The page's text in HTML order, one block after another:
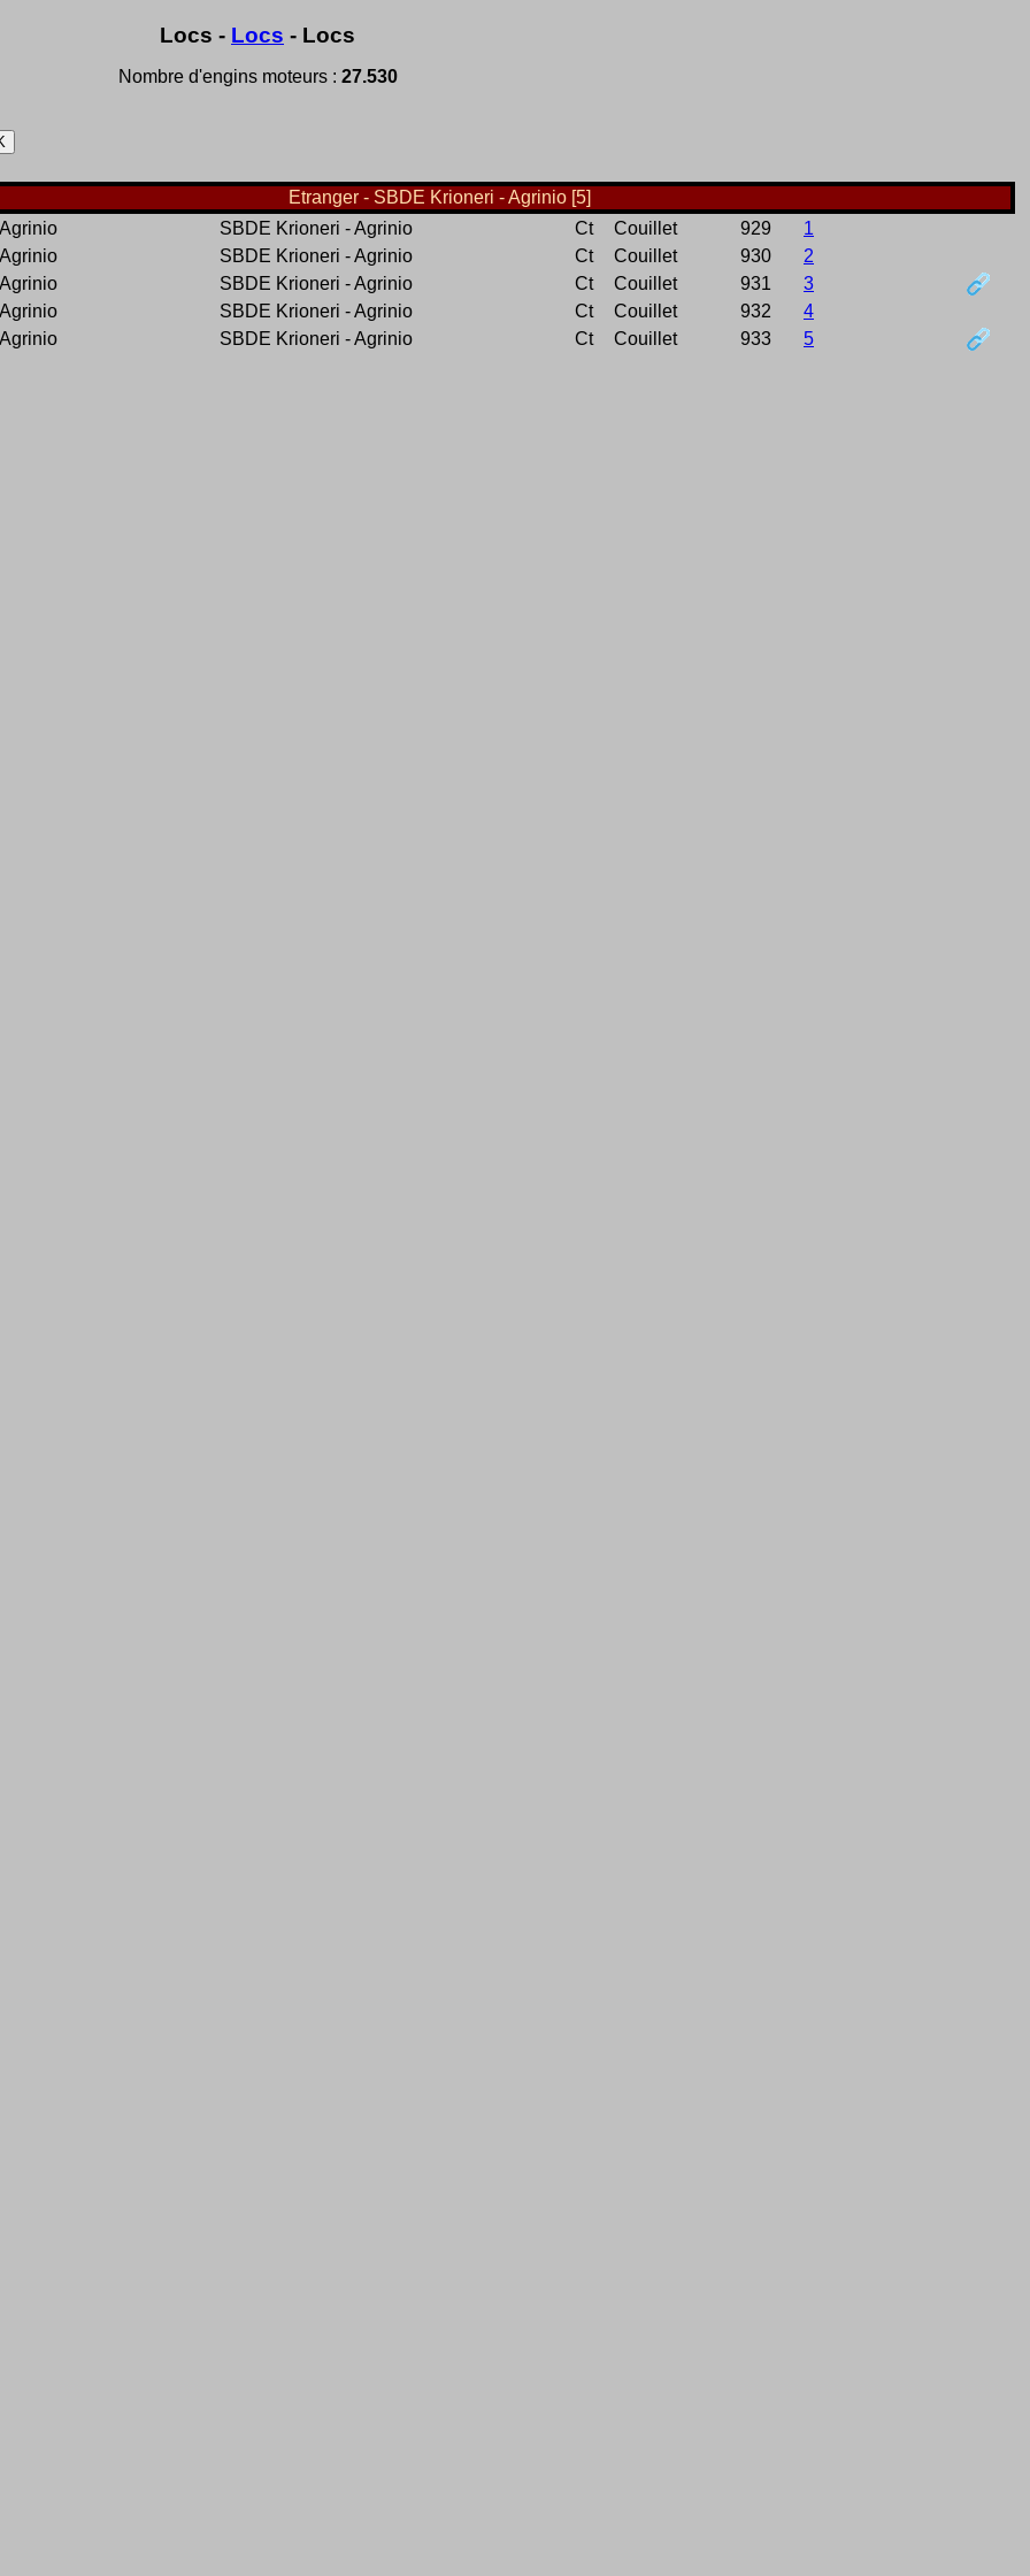
Locs - Locs - Locs
Nombre d'engins moteurs : 27.530
Etranger - SBDE Krioneri - Agrinio [5]
SBDE Krioneri - Agrinio Ct Couillet 929
1
SBDE Krioneri - Agrinio Ct Couillet 930
2
SBDE Krioneri - Agrinio Ct Couillet 931
3
SBDE Krioneri - Agrinio Ct Couillet 932
4
SBDE Krioneri - Agrinio Ct Couillet 933 5